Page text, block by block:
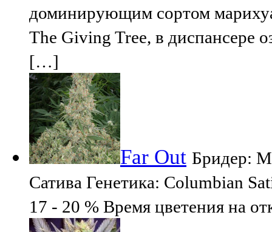
доминирующим сортом
The Giving Tree, в диспансере
[…]
Far Out Бридер:
Сатива Генетика: Columbian
17 - 20 % Время цветения на